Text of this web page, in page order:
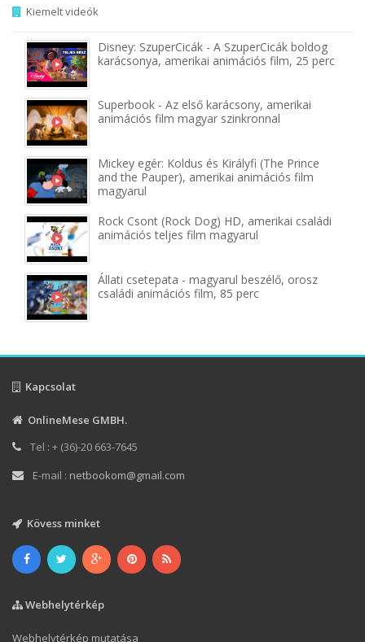
Kiemelt videók
Disney: SzuperCicák - A SzuperCicák boldog
karácsonya, amerikai animációs film, 25 perc
Superbook - Az első karácsony, amerikai
animációs film magyar szinkronnal
Mickey egér: Koldus és Királyfi (The Prince
and the Pauper), amerikai animációs film
magyarul
Rock Csont (Rock Dog) HD, amerikai családi
animációs teljes film magyarul
Állati csetepata - magyarul beszélő, orosz
családi animációs film, 85 perc
Kapcsolat
OnlineMese GMBH.
Tel : + (36)-20 663-7645
E-mail : netbookom@gmail.com
Kövess minket
Webhelytérkép
Webhelytérkép mutatása